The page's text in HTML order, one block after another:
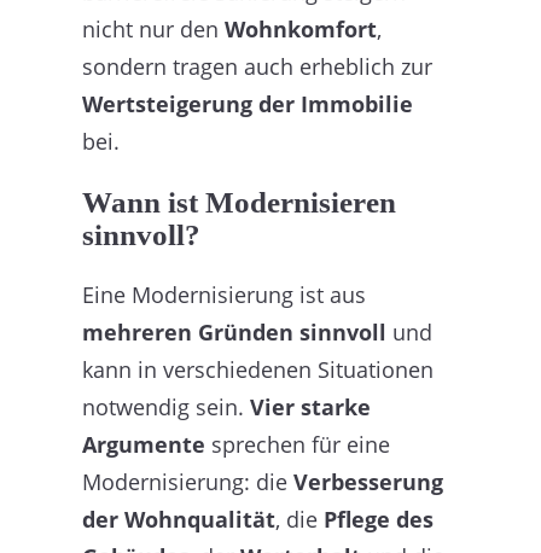
nicht nur den Wohnkomfort,
sondern tragen auch erheblich zur
Wertsteigerung der Immobilie
bei.
Wann ist Modernisieren
sinnvoll?
Eine Modernisierung ist aus
mehreren Gründen sinnvoll und
kann in verschiedenen Situationen
notwendig sein. Vier starke
Argumente sprechen für eine
Modernisierung: die Verbesserung
der Wohnqualität, die Pflege des